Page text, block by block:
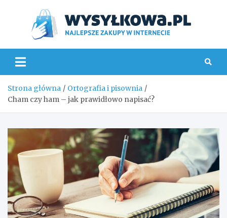
Strona główna
Ortografia i pisownia
Cham czy ham – jak prawidłowo napisać?